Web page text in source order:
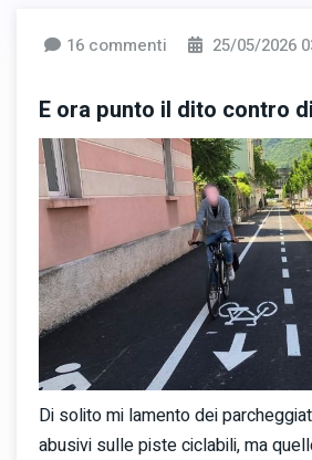
16 commenti 25/05/2026
E ora punto il dito contro
Di solito mi lamento dei
abusivi sulle piste ciclabili, ma